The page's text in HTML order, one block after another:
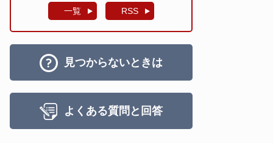
一覧 RSS
見つからないときは
よくある質問と回答